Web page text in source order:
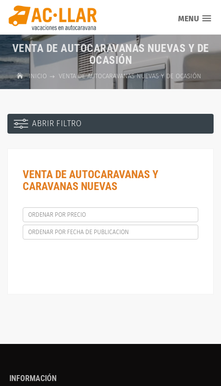
MENU
VENTA DE AUTOCARAVANAS NUEVAS Y DE
OCASIÓN
INICIO VENTA DE AUTOCARAVANAS NUEVAS Y DE OCASIÓN
ABRIR FILTRO
VENTA DE AUTOCARAVANAS Y
CARAVANAS NUEVAS
ORDENAR POR PRECIO
ORDENAR POR FECHA DE PUBLICACION
INFORMACIÓN